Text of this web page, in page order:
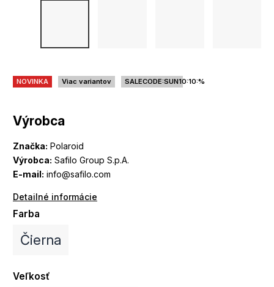
Výrobca
Značka: Polaroid
Výrobca: Safilo Group S.p.A.
E-mail: info@safilo.com
Detailné informácie
NOVINKA Viac variantov SALECODE:SUN10:10:%
Farba
Čierna
Veľkosť